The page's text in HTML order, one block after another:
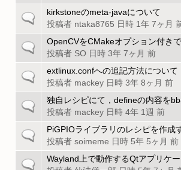
ピ
ッ
の
ト
ピ
ッ
一
の
ト
ピ
ッ
kirkstoneのmeta-javaについて
投稿者 ntaka8765 日時 1年 7ヶ月
一
の
ト
ピ
ッ
OpenCVをCMakeオプション付き
投稿者 SO 日時 3年 7ヶ月 前
一
の
ト
ピ
ッ
extlinux.confへの追記方法について
投稿者 mackey 日時 3年 8ヶ月 前
一
の
ト
ピ
ッ
独自レシピにて，defineの内容を
投稿者 mackey 日時 4年 1週 前
一
の
PiGPIOライブラリのレシピを作成
投稿者 soimeme 日時 5年 5ヶ月 前
一
Wayland上で動作するQtアプリケ